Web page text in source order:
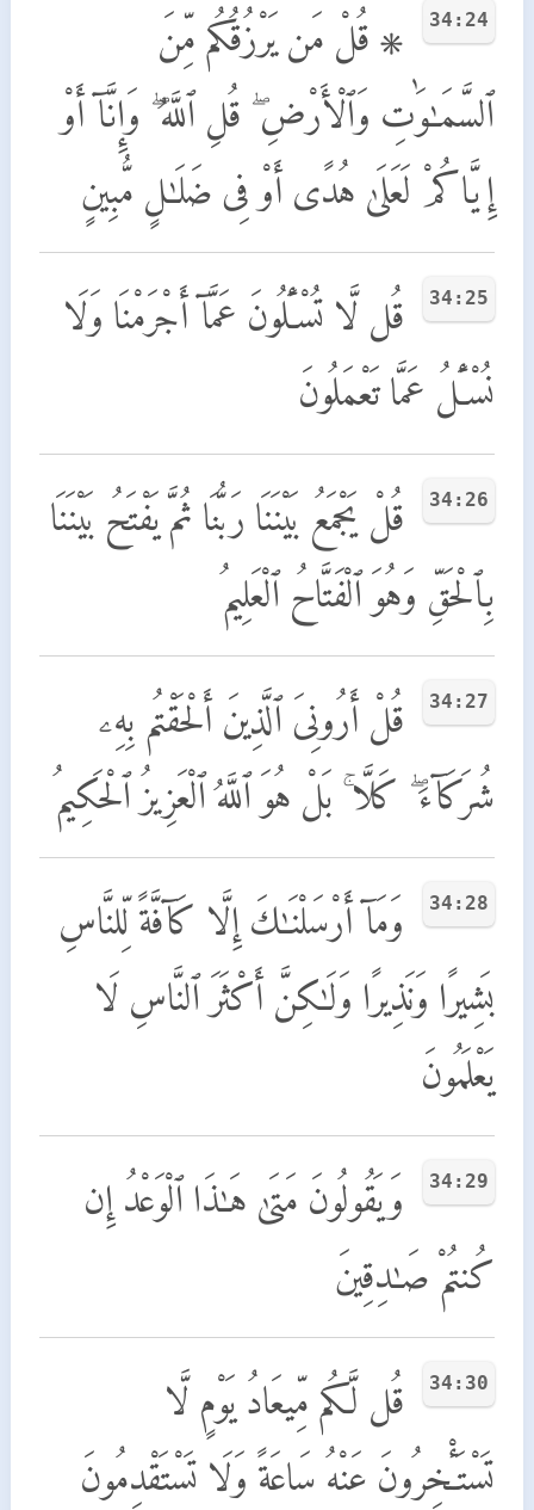
34:24
۞ قُلْ مَن يَرْزُقُكُم مِّنَ
ٱلسَّمَـٰوَٰتِ وَٱلْأَرْضِ ۖ قُلِ ٱللَّهُ ۖ وَإِنَّآ أَوْ
إِيَّاكُمْ لَعَلَىٰ هُدًى أَوْ فِى ضَلَـٰلٍ مُّبِينٍ
34:25
قُل لَّا تُسْـَٔلُونَ عَمَّآ أَجْرَمْنَا وَلَا
نُسْـَٔلُ عَمَّا تَعْمَلُونَ
34:26
قُلْ يَجْمَعُ بَيْنَنَا رَبُّنَا ثُمَّ يَفْتَحُ بَيْنَنَا
بِٱلْحَقِّ وَهُوَ ٱلْفَتَّاحُ ٱلْعَلِيمُ
34:27
قُلْ أَرُونِىَ ٱلَّذِينَ أَلْحَقْتُم بِهِۦ
شُرَكَآءَ ۖ كَلَّا ۚ بَلْ هُوَ ٱللَّهُ ٱلْعَزِيزُ ٱلْحَكِيمُ
34:28
وَمَآ أَرْسَلْنَـٰكَ إِلَّا كَآفَّةً لِّلنَّاسِ
بَشِيرًا وَنَذِيرًا وَلَـٰكِنَّ أَكْثَرَ ٱلنَّاسِ لَا
يَعْلَمُونَ
34:29
وَيَقُولُونَ مَتَىٰ هَـٰذَا ٱلْوَعْدُ إِن
كُنتُمْ صَـٰدِقِينَ
34:30
قُل لَّكُم مِّيعَادُ يَوْمٍ لَّا
تَسْتَـْٔخِرُونَ عَنْهُ سَاعَةً وَلَا تَسْتَقْدِمُونَ